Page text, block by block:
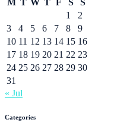
M T W T F S
S
1
2
3
4 5 6 7 8
9
10 11 12 13 14 15 16
17 18 19 20 21 22 23
24 25 26 27 28 29 30
31
« Jul
Categories